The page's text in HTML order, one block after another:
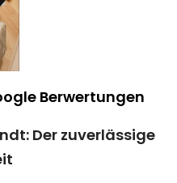
Berwertungen
Der zuverlässige